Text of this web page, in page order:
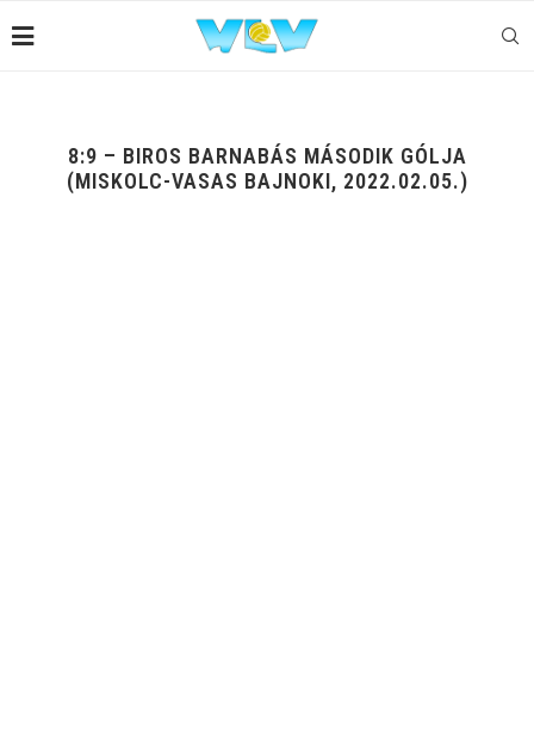
8:9 – BIROS BARNABÁS MÁSODIK GÓLJA
(MISKOLC-VASAS BAJNOKI, 2022.02.05.)